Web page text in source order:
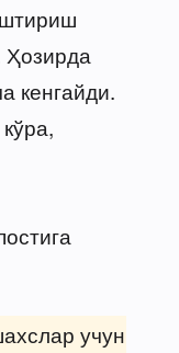
кенгайди.
учун